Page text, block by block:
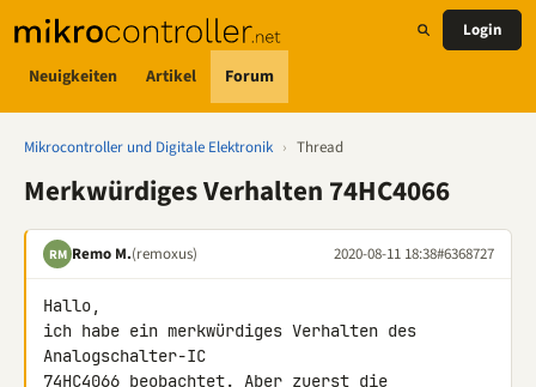
Neuigkeiten Artikel Forum
Login
Mikrocontroller und Digitale Elektronik › Thread
Merkwürdiges Verhalten 74HC4066
RM Remo M.(remoxus) 2020-08-11 18:38#6368727
Hallo,
ich habe ein merkwürdiges Verhalten des
74HC4066 beobachtet. Aber zuerst die